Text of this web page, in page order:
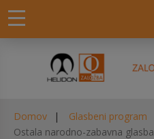
Domov
Glasbeni program
Ostala narodno-zabavna glasba